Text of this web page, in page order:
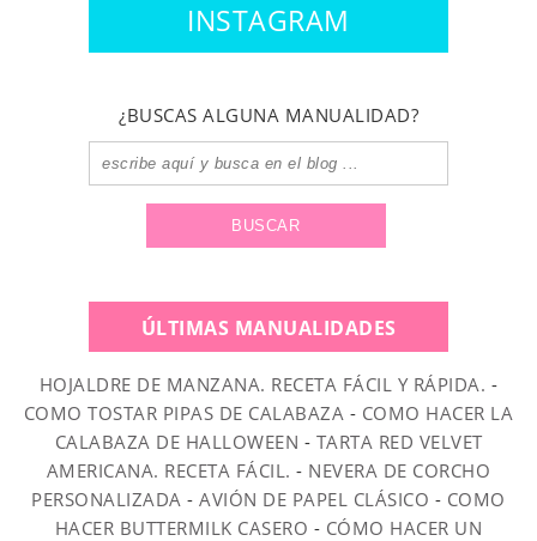
INSTAGRAM
¿BUSCAS ALGUNA MANUALIDAD?
ÚLTIMAS MANUALIDADES
HOJALDRE DE MANZANA. RECETA FÁCIL Y RÁPIDA. -
COMO TOSTAR PIPAS DE CALABAZA - COMO HACER LA
CALABAZA DE HALLOWEEN - TARTA RED VELVET
AMERICANA. RECETA FÁCIL. - NEVERA DE CORCHO
PERSONALIZADA -AVIÓN DE PAPEL CLÁSICO - COMO
HACER BUTTERMILK CASERO - CÓMO HACER UN